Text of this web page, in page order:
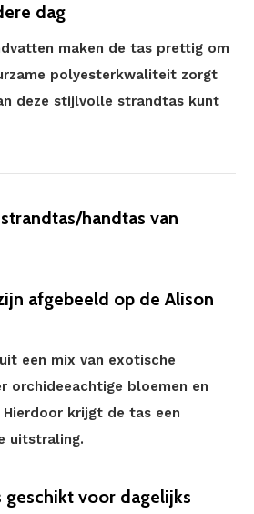
dag
maken de tas prettig om
polyesterkwaliteit zorgt
deze stijlvolle strandtas kunt
handtas van
afgebeeld op de Alison
een mix van exotische
orchideeachtige bloemen en
krijgt de tas een
uitstraling.
geschikt voor dagelijks